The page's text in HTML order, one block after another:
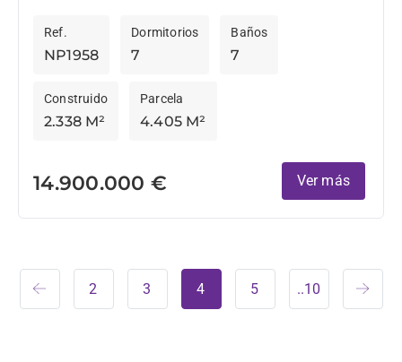
natural. Priorizando la sostenibilidad,...
NP1958
Ref.
7
Dormitorios
7
Baños
2.338 M²
Construido
4.405 M²
Parcela
14.900.000 € Ver más
2 3 4 5 ..10